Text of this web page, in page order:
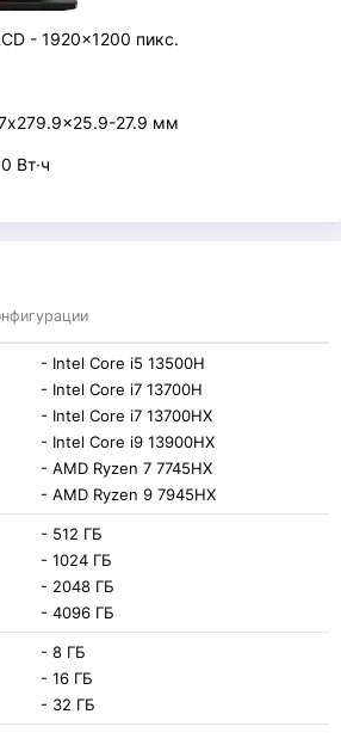
- 1920x1200 пикс.
27.9 мм
Вт·ч
- Intel Core i5 13500H
- Intel Core i7 13700H
- Intel Core i7 13700HX
- Intel Core i9 13900HX
- AMD Ryzen 7 7745HX
- AMD Ryzen 9 7945HX
- 512 ГБ
- 1024 ГБ
- 2048 ГБ
- 4096 ГБ
- 8 ГБ
- 16 ГБ
- 32 ГБ